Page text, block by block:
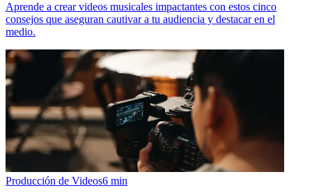
Aprende a crear videos musicales impactantes con estos cinco
consejos que aseguran cautivar a tu audiencia y destacar en el
medio.
Producción de Videos6 min